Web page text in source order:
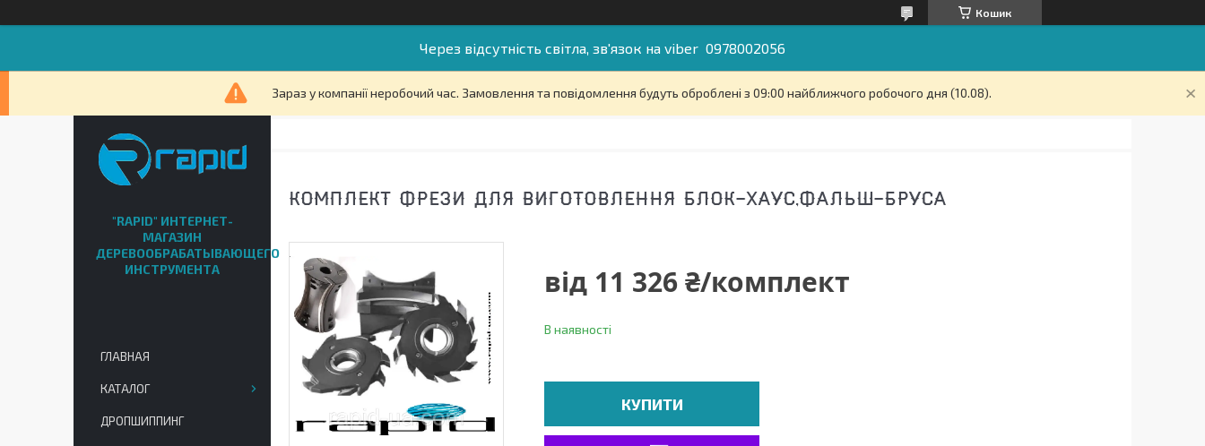
Кошик
Через відсутність світла, зв'язок на viber 0978002056
Зараз у компанії неробочий час. Замовлення та повідомлення будуть оброблені з 09:00 найближчого робочого дня (10.08).
КОМПЛЕКТ ФРЕЗИ ДЛЯ ВИГОТОВЛЕННЯ БЛОК-ХАУС,ФАЛЬШ-БРУСА
від 11 326 ₴/комплект
В наявності
КУПИТИ
"RAPID" ИНТЕРНЕТ-
МАГАЗИН
ДЕРЕВООБРАБАТЫВАЮЩЕГО
ИНСТРУМЕНТА
ГЛАВНАЯ
КАТАЛОГ
ДРОПШИППИНГ